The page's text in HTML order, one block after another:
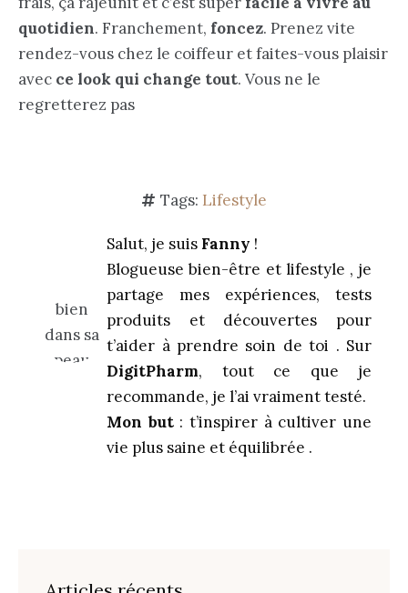
quotidien. Franchement, foncez. Prenez vite
rendez-vous chez le coiffeur et faites-vous plaisir
avec ce look qui change tout. Vous ne le
regretterez pas
Tags: Lifestyle
Salut, je suis Fanny !
Blogueuse bien-être et lifestyle , je
partage mes expériences, tests
produits et découvertes pour
t’aider à prendre soin de toi . Sur
DigitPharm, tout ce que je
recommande, je l’ai vraiment testé.
Mon but: t’inspirer à cultiver une
vie plus saine et équilibrée .